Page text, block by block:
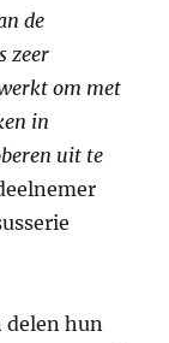
de
zeer
om met
in
uit te
delen hun